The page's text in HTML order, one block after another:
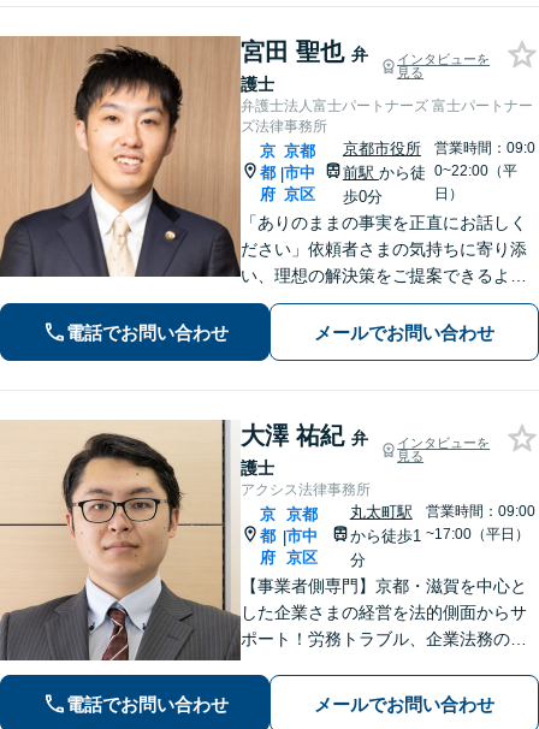
宮田 聖也 弁
護士
インタビューを
見る
弁護士法人富士パートナーズ 富士パートナー
ズ法律事務所
京
都
府
|
京都
市中
京区
京都市役所
前駅 から徒
歩0分
営業時間：09:0
0~22:00（平
日）
「ありのままの事実を正直にお話しく
ださい」依頼者さまの気持ちに寄り添
い、理想の解決策をご提案できるよう
尽力します【交通事故事件の実績豊
富】【賠償金が2倍に増額した事例あ
り】依頼者さまに代わってさまざまな
電話でお問い合わせ メールでお問い合わせ
大澤 祐紀 弁
護士
インタビューを
見る
アクシス法律事務所
京
都
府
|
京都
市中
京区
丸太町駅
から徒歩1
分
営業時間：09:00
~17:00（平日）
【事業者側専門】京都・滋賀を中心と
した企業さまの経営を法的側面からサ
ポート！労務トラブル、企業法務のご
問題への対応を中心に、その他中小企
業法務について豊富な経験がありま
電話でお問い合わせ メールでお問い合わせ